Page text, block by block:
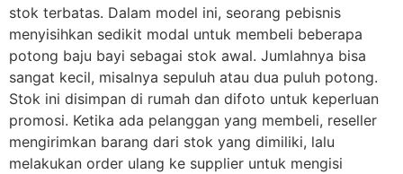
stok terbatas. Dalam model ini, seorang pebisnis
menyisihkan sedikit modal untuk membeli beberapa
potong baju bayi sebagai stok awal. Jumlahnya bisa
sangat kecil, misalnya sepuluh atau dua puluh potong.
Stok ini disimpan di rumah dan difoto untuk keperluan
promosi. Ketika ada pelanggan yang membeli, reseller
mengirimkan barang dari stok yang dimiliki, lalu
melakukan order ulang ke supplier untuk mengisi